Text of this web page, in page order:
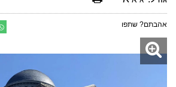
אהבתם? שתפו